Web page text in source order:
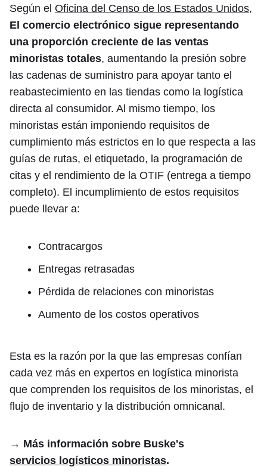
Según el Oficina del Censo de los Estados Unidos,
El comercio electrónico sigue representando
una proporción creciente de las ventas
minoristas totales, aumentando la presión sobre
las cadenas de suministro para apoyar tanto el
reabastecimiento en las tiendas como la logística
directa al consumidor. Al mismo tiempo, los
minoristas están imponiendo requisitos de
cumplimiento más estrictos en lo que respecta a las
guías de rutas, el etiquetado, la programación de
citas y el rendimiento de la OTIF (entrega a tiempo
completo). El incumplimiento de estos requisitos
puede llevar a:
Contracargos
Entregas retrasadas
Pérdida de relaciones con minoristas
Aumento de los costos operativos
Esta es la razón por la que las empresas confían
cada vez más en expertos en logística minorista
que comprenden los requisitos de los minoristas, el
flujo de inventario y la distribución omnicanal.
→ Más información sobre Buske's
servicios logísticos minoristas.